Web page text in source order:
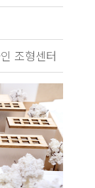
조형센터